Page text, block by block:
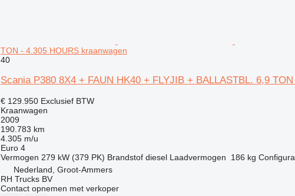
TON - 4.305 HOURS kraanwagen
40
Scania P380 8X4 + FAUN HK40 + FLYJIB + BALLASTBL. 6,9
€ 129.950 Exclusief BTW
Kraanwagen
2009
190.783 km
4.305 m/u
Euro 4
Vermogen 279 kW (379 PK) Brandstof diesel Laadvermogen 186 kg
Nederland, Groot-Ammers
RH Trucks BV
Contact opnemen met verkoper